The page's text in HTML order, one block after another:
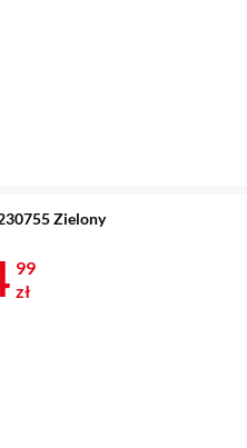
Zielony
14,99
99
zł